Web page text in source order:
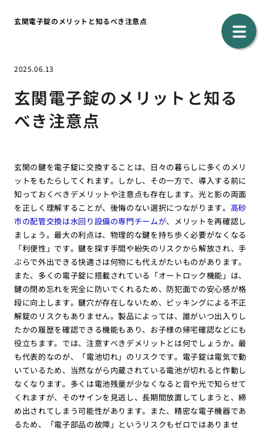
玄関電子錠のメリットと知るべき注意点
2025.06.13
玄関電子錠のメリットと知る
べき注意点
玄関の鍵を電子錠に交換することは、日々の暮らしに多くのメリ
ットをもたらしてくれます。しかし、その一方で、導入する前に
知っておくべきデメリットや注意点も存在します。光と影の両面
を正しく理解することが、後悔のない選択につながります。 高砂
市の配管交換は水回り設備の専門チームが、メリットを再確認し
ましょう。最大の利点は、物理的な鍵を持ち歩く必要がなくなる
「利便性」です。鍵を探す手間や紛失のリスクから解放され、手
ぶらで外出できる快適さは何物にも代えがたいものがあります。
また、多くの電子錠に搭載されている「オートロック機能」は、
鍵の閉め忘れを完全に防いでくれるため、防犯面での安心感が格
段に向上します。鍵穴が存在しないため、ピッキングによる不正
解錠のリスクもありません。製品によっては、誰がいつ出入りし
たかの履歴を確認できる機能もあり、お子様の帰宅確認などにも
役立ちます。では、注意すべきデメリットとは何でしょうか。最
も代表的なのが、「電池切れ」のリスクです。電子錠は電気で動
いているため、当然ながら内蔵されている電池が切れると作動し
なくなります。多くは電池残量が少なくなると音や光で知らせて
くれますが、そのサインを見逃し、長期間放置してしまうと、締
め出されてしまう可能性があります。また、精密な電子機器であ
るため、「電子部品の故障」というリスクもゼロではありませ